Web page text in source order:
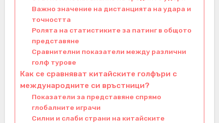
Важно значение на дистанцията на удара и
точността
Ролята на статистиките за патинг в общото
представяне
Сравнителни показатели между различни
голф турове
Как се сравняват китайските голфъри с
международните си връстници?
Показатели за представяне спрямо
глобалните играчи
Силни и слаби страни на китайските